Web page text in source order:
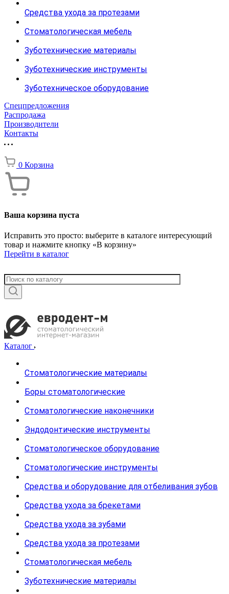
Средства ухода за протезами
Стоматологическая мебель
Зуботехнические материалы
Зуботехнические инструменты
Зуботехническое оборудование
Спецпредложения
Распродажа
Производители
Контакты
0 Корзина
Ваша корзина пуста
Исправить это просто: выберите в каталоге интересующий
товар и нажмите кнопку «В корзину»
Перейти в каталог
Каталог
Стоматологические материалы
Боры стоматологические
Стоматологические наконечники
Эндодонтические инструменты
Стоматологическое оборудование
Стоматологические инструменты
Средства и оборудование для отбеливания зубов
Средства ухода за брекетами
Средства ухода за зубами
Средства ухода за протезами
Стоматологическая мебель
Зуботехнические материалы